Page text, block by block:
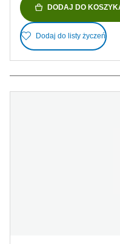
DODAJ DO
Dodaj do listy życzeń